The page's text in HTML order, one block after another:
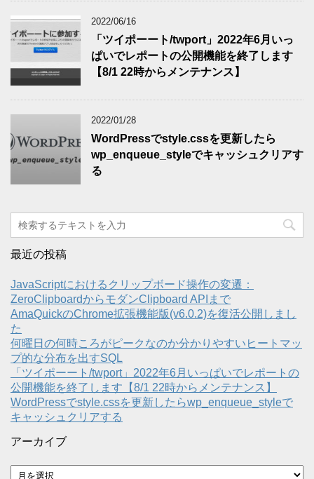
2022/06/16
「ツイポーート/twport」2022年6月いっ
ぱいでレポートの公開機能を終了します
【8/1 22時からメンテナンス】
2022/01/28
WordPressでstyle.cssを更新したら
wp_enqueue_styleでキャッシュクリアす
る
最近の投稿
JavaScriptにおけるクリップボード操作の変遷：
ZeroClipboardからモダンClipboard APIまで
AmaQuickのChrome拡張機能版(v6.0.2)を復活公開しまし
た
何曜日の何時ころがピークなのか分かりやすいヒートマッ
プ的な分布を出すSQL
「ツイポーート/twport」2022年6月いっぱいでレポートの
公開機能を終了します【8/1 22時からメンテナンス】
WordPressでstyle.cssを更新したらwp_enqueue_styleで
キャッシュクリアする
アーカイブ
ア